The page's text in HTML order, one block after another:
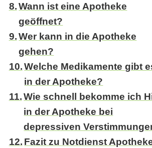
Wann ist eine Apotheke
geöffnet?
Wer kann in die Apotheke
gehen?
Welche Medikamente gibt
in der Apotheke?
Wie schnell bekomme ich
in der Apotheke bei
depressiven
Fazit zu Notdienst